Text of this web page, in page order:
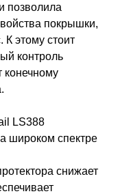
позволила
покрышки,
К этому стоит
контроль
конечному
LS388
широком спектре
снижает